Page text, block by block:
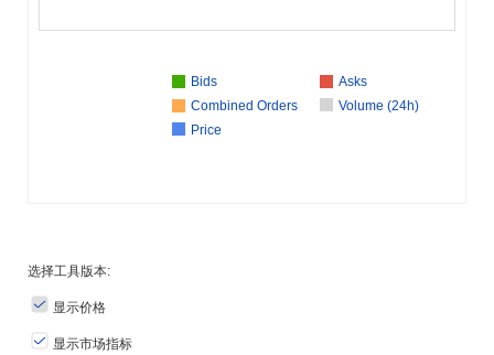
Bids
Asks
Combined Orders
Volume (24h)
Price
选择工具版本:
显示价格
显示市场指标